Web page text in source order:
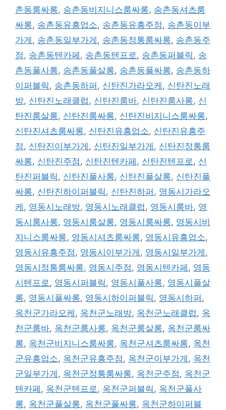
촌동룸싸롱, 송촌동비지니스룸싸롱, 송촌동셔츠룸
싸롱, 송촌동유흥업소, 송촌동유흥주점 , 송촌동이부
가게 , 송촌동일부가게 , 송촌동정통룸싸롱, 송촌동주
점 , 송촌동텐카페 , 송촌동텐프로 , 송촌동퍼블릭 , 송
촌동풀사롱, 송촌동풀살롱, 송촌동풀싸롱, 송촌동하
이퍼블릭 , 송촌동하퍼 , 신탄진가라오케 , 신탄진노래
방, 신탄진노래클럽 , 신탄진룸바, 신탄진룸사롱, 신
탄진룸살롱, 신탄진룸싸롱, 신탄진비지니스룸싸롱,
신탄진셔츠룸싸롱, 신탄진유흥업소, 신탄진유흥주
점 , 신탄진이부가게 , 신탄진일부가게 , 신탄진정통룸
싸롱, 신탄진주점 , 신탄진텐카페 , 신탄진텐프로 , 신
탄진퍼블릭 , 신탄진풀사롱, 신탄진풀살롱, 신탄진풀
싸롱, 신탄진하이퍼블릭 , 신탄진하퍼 , 영동시가라오
케 , 영동시노래방, 영동시노래클럽 , 영동시룸바, 영
동시룸사롱, 영동시룸살롱, 영동시룸싸롱, 영동시비
지니스룸싸롱, 영동시셔츠룸싸롱, 영동시유흥업소,
영동시유흥주점 , 영동시이부가게 , 영동시일부가게 ,
영동시정통룸싸롱, 영동시주점 , 영동시텐카페 , 영동
시텐프로 , 영동시퍼블릭 , 영동시풀사롱, 영동시풀살
롱, 영동시풀싸롱, 영동시하이퍼블릭 , 영동시하퍼 ,
옥천군가라오케 , 옥천군노래방, 옥천군노래클럽 , 옥
천군룸바, 옥천군룸사롱, 옥천군룸살롱, 옥천군룸싸
롱, 옥천군비지니스룸싸롱, 옥천군셔츠룸싸롱, 옥천
군유흥업소, 옥천군유흥주점 , 옥천군이부가게 , 옥천
군일부가게 , 옥천군정통룸싸롱, 옥천군주점 , 옥천군
텐카페 , 옥천군텐프로 , 옥천군퍼블릭 , 옥천군풀사
롱, 옥천군풀살롱, 옥천군풀싸롱, 옥천군하이퍼블